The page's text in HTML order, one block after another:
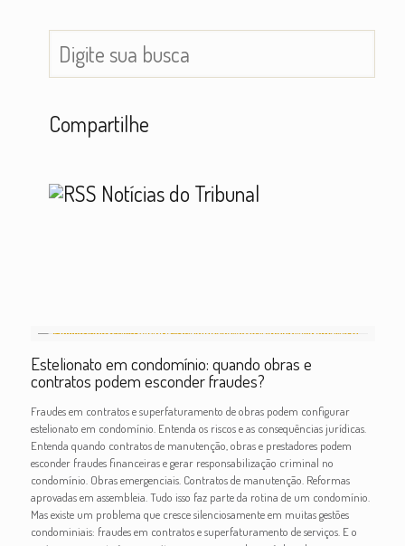
Compartilhe
Notícias do Tribunal
Estelionato em condomínio: quando obras e
contratos podem esconder fraudes?
Fraudes em contratos e superfaturamento de obras podem configurar
estelionato em condomínio. Entenda os riscos e as consequências jurídicas.
Entenda quando contratos de manutenção, obras e prestadores podem
esconder fraudes financeiras e gerar responsabilização criminal no
condomínio. Obras emergenciais. Contratos de manutenção. Reformas
aprovadas em assembleia. Tudo isso faz parte da rotina de um condomínio.
Mas existe um problema que cresce silenciosamente em muitas gestões
condominiais: fraudes em contratos e superfaturamento de serviços. E o